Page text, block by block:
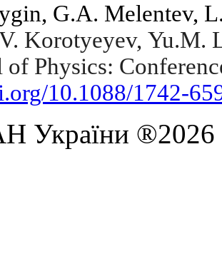
G.A. Melentev,
Korotyeyev, Yu.M.
of Physics:
10.1088/1742-
України ®2026